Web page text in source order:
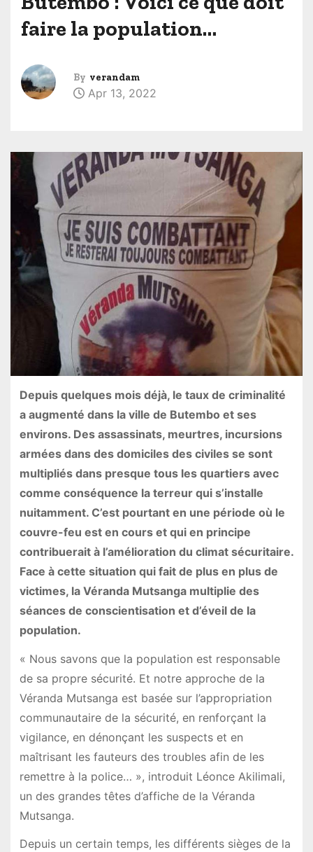
faire la population…
By verandam
Apr 13, 2022
Depuis quelques mois déjà, le taux de criminalité
a augmenté dans la ville de Butembo et ses
environs. Des assassinats, meurtres, incursions
armées dans des domiciles des civiles se sont
multipliés dans presque tous les quartiers avec
comme conséquence la terreur qui s’installe
nuitamment. C’est pourtant en une période où le
couvre-feu est en cours et qui en principe
contribuerait à l’amélioration du climat sécuritaire.
Face à cette situation qui fait de plus en plus de
victimes, la Véranda Mutsanga multiplie des
séances de conscientisation et d’éveil de la
population.
« Nous savons que la population est responsable
de sa propre sécurité. Et notre approche de la
Véranda Mutsanga est basée sur l’appropriation
communautaire de la sécurité, en renforçant la
vigilance, en dénonçant les suspects et en
maîtrisant les fauteurs des troubles afin de les
remettre à la police… », introduit Léonce Akilimali,
un des grandes têtes d’affiche de la Véranda
Mutsanga.
Depuis un certain temps, les différents sièges de la